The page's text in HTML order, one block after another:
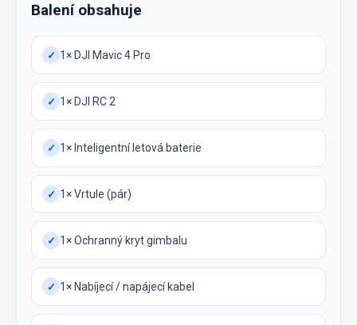
Balení obsahuje
✓ 1× DJI Mavic 4 Pro
✓ 1× DJI RC 2
✓ 1× Inteligentní letová baterie
✓ 1× Vrtule (pár)
✓ 1× Ochranný kryt gimbalu
✓ 1× Nabíjecí / napájecí kabel